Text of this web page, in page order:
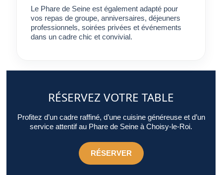
Le Phare de Seine est également adapté pour
vos repas de groupe, anniversaires, déjeuners
professionnels, soirées privées et événements
dans un cadre chic et convivial.
RÉSERVEZ VOTRE TABLE
Profitez d’un cadre raffiné, d’une cuisine généreuse et d’un
service attentif au Phare de Seine à Choisy-le-Roi.
RÉSERVER